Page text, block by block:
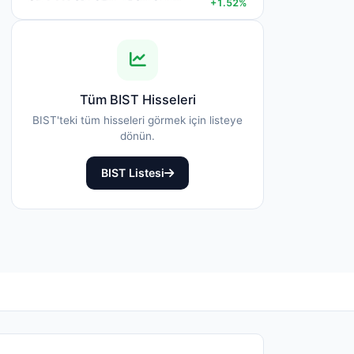
+1.52%
Tüm BIST Hisseleri
BIST'teki tüm hisseleri görmek için listeye
dönün.
BIST Listesi